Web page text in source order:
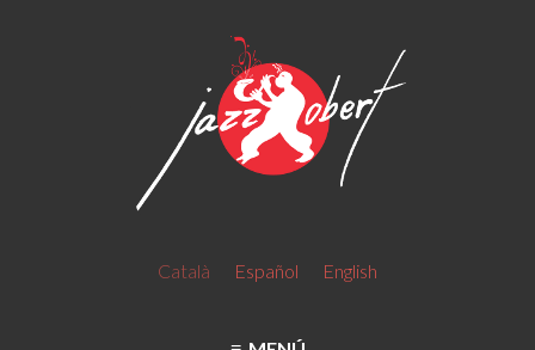
Català Español English